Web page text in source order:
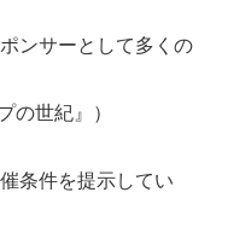
ンサーとして多くの
の世紀』）
条件を提示してい